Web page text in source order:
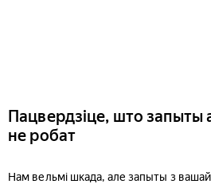
Пацвердзіце, што запыты
не робат
Нам вельмі шкада, але запыты з